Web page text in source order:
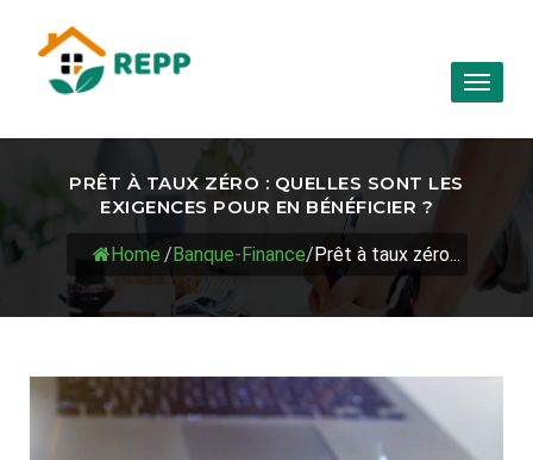
Toggle
PRÊT À TAUX ZÉRO : QUELLES SONT LES
EXIGENCES POUR EN BÉNÉFICIER ?
Home /Banque-Finance/Prêt à taux zéro...